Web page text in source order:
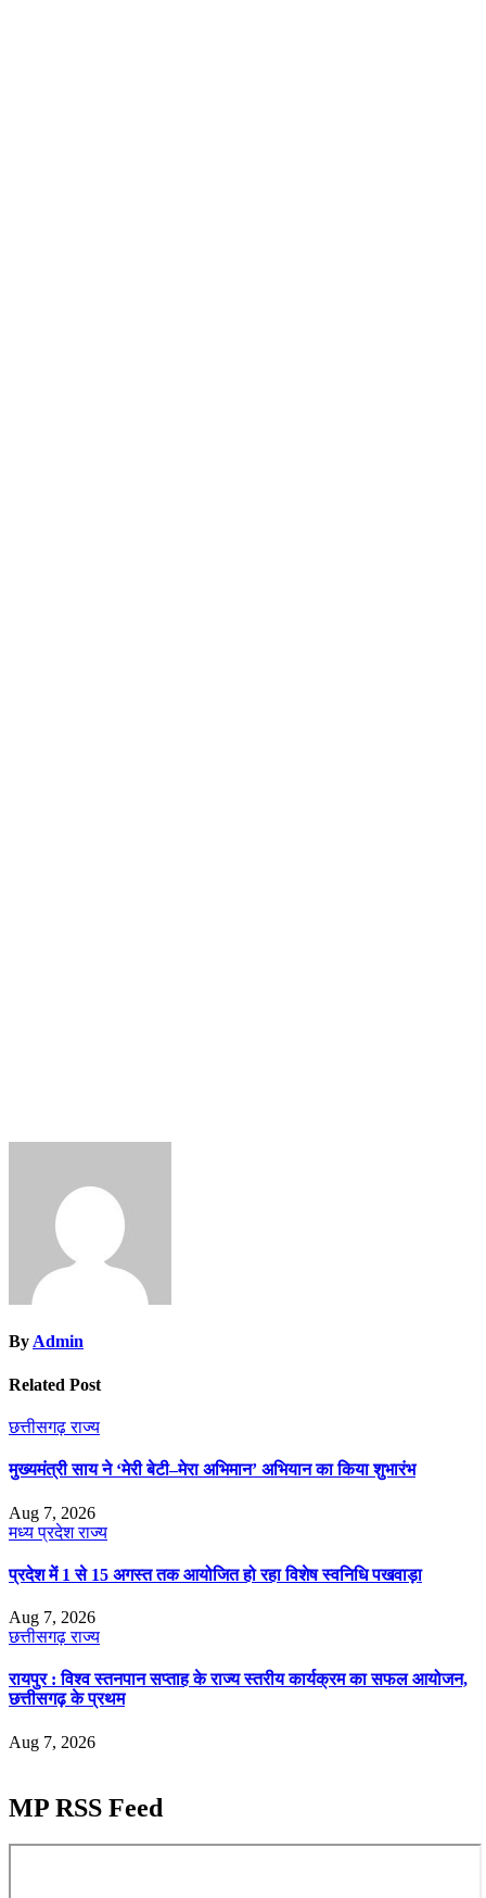
ByAdmin
Related Post
छत्तीसगढ़राज्य
मुख्यमंत्री साय ने ‘मेरी बेटी–मेरा अभिमान’ अभियान का किया शुभारंभ
Aug 7, 2026
मध्य प्रदेशराज्य
प्रदेश में 1 से 15 अगस्त तक आयोजित हो रहा विशेष स्वनिधि पखवाड़ा
Aug 7, 2026
छत्तीसगढ़राज्य
रायपुर : विश्व स्तनपान सप्ताह के राज्य स्तरीय कार्यक्रम का सफल आयोजन,
छत्तीसगढ़ के प्रथम
Aug 7, 2026
MP RSS Feed